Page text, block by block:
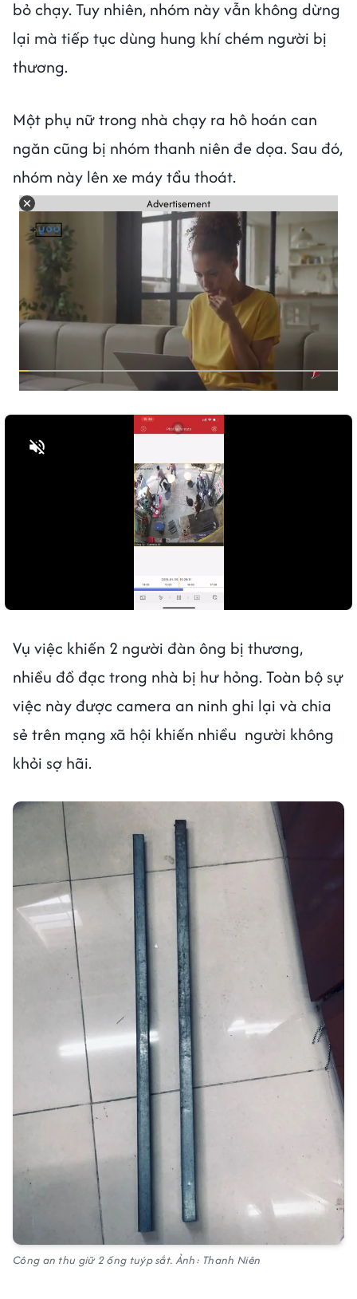
bỏ chạy. Tuy nhiên, nhóm này vẫn không dừng
lại mà tiếp tục dùng hung khí chém người bị
thương.
Một phụ nữ trong nhà chạy ra hô hoán can
ngăn cũng bị nhóm thanh niên đe dọa. Sau đó,
nhóm này lên xe máy tẩu thoát.
Advertisement
Vụ việc khiến 2 người đàn ông bị thương,
nhiều đồ đạc trong nhà bị hư hỏng. Toàn bộ sự
việc này được camera an ninh ghi lại và chia
sẻ trên mạng xã hội khiến nhiều người không
khỏi sợ hãi.
Công an thu giữ 2 ống tuýp sắt. Ảnh: Thanh Niên